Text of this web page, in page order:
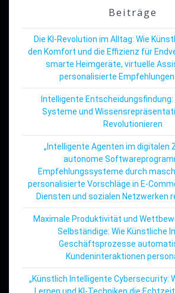
Beiträge
Die KI-Revolution im Alltag: Wie
den Komfort und die Effizienz für
smarte Heimgeräte, virtuelle
personalisierte
Intelligente Entscheidungsfindung:
Systeme und
Revolutionieren
„Intelligente Agenten im digitalen
autonome
Empfehlungssysteme durch
personalisierte Vorschläge in E-
Diensten und sozialen Netzwerken
Maximale Produktivität und
Selbständige: Wie Künstliche
Geschäftsprozesse
Kundeninteraktionen
„Künstlich Intelligente Cybersecurity: